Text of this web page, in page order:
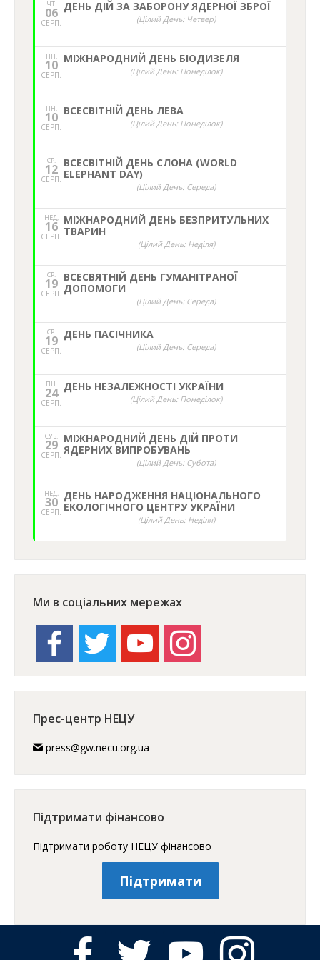
ЧТ.
06
СЕРП.
ДЕНЬ ДІЙ ЗА ЗАБОРОНУ ЯДЕРНОЇ ЗБРОЇ
(Цілий День: Четвер)
ПН.
10
СЕРП.
МІЖНАРОДНИЙ ДЕНЬ БІОДИЗЕЛЯ
(Цілий День: Понеділок)
ПН.
10
СЕРП.
ВСЕСВІТНІЙ ДЕНЬ ЛЕВА
(Цілий День: Понеділок)
СР.
12
СЕРП.
ВСЕСВІТНІЙ ДЕНЬ СЛОНА (WORLD
ELEPHANT DAY)
(Цілий День: Середа)
НЕД,
16
СЕРП.
МІЖНАРОДНИЙ ДЕНЬ БЕЗПРИТУЛЬНИХ
ТВАРИН
(Цілий День: Неділя)
СР.
19
СЕРП.
ВСЕСВЯТНІЙ ДЕНЬ ГУМАНІТРАНОЇ
ДОПОМОГИ
(Цілий День: Середа)
СР.
19
СЕРП.
ДЕНЬ ПАСІЧНИКА
(Цілий День: Середа)
ПН.
24
СЕРП.
ДЕНЬ НЕЗАЛЕЖНОСТІ УКРАЇНИ
(Цілий День: Понеділок)
СУБ.
29
СЕРП.
МІЖНАРОДНИЙ ДЕНЬ ДІЙ ПРОТИ
ЯДЕРНИХ ВИПРОБУВАНЬ
(Цілий День: Субота)
НЕД,
30
СЕРП.
ДЕНЬ НАРОДЖЕННЯ НАЦІОНАЛЬНОГО
ЕКОЛОГІЧНОГО ЦЕНТРУ УКРАЇНИ
(Цілий День: Неділя)
Ми в соціальних мережах
facebook twitter youtube instagram
Прес-центр НЕЦУ
press@gw.necu.org.ua
Підтримати фінансово
Підтримати роботу НЕЦУ фінансово
Підтримати
facebook twitter youtube instagram